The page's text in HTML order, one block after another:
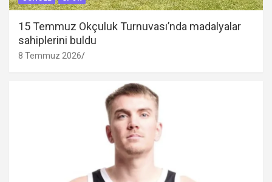
15 Temmuz Okçuluk Turnuvası’nda madalyalar
sahiplerini buldu
8 Temmuz 2026